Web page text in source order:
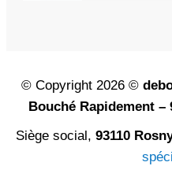
© Copyright 2026 ©
Bouché Rapidement –
Siège social, 93110